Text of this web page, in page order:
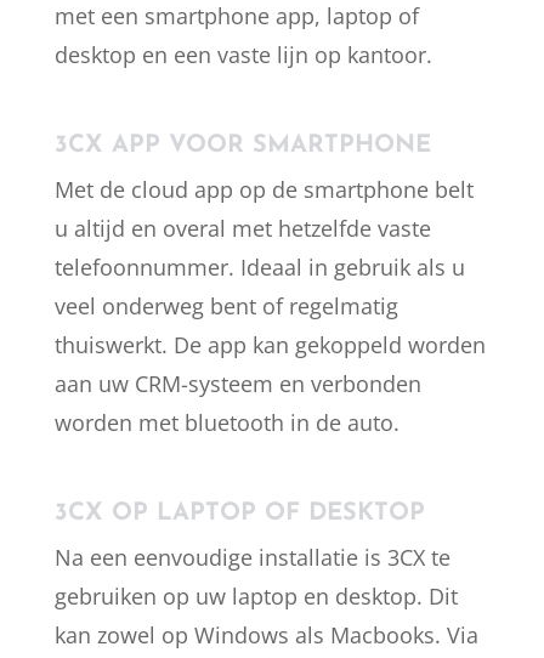
met een smartphone app, laptop of
desktop en een vaste lijn op kantoor.
3CX APP VOOR SMARTPHONE
Met de cloud app op de smartphone belt
u altijd en overal met hetzelfde vaste
telefoonnummer. Ideaal in gebruik als u
veel onderweg bent of regelmatig
thuiswerkt. De app kan gekoppeld worden
aan uw CRM-systeem en verbonden
worden met bluetooth in de auto.
3CX OP LAPTOP OF DESKTOP
Na een eenvoudige installatie is 3CX te
gebruiken op uw laptop en desktop. Dit
kan zowel op Windows als Macbooks. Via